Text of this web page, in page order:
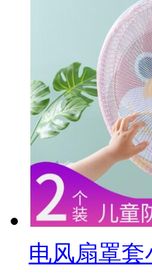
电风扇罩